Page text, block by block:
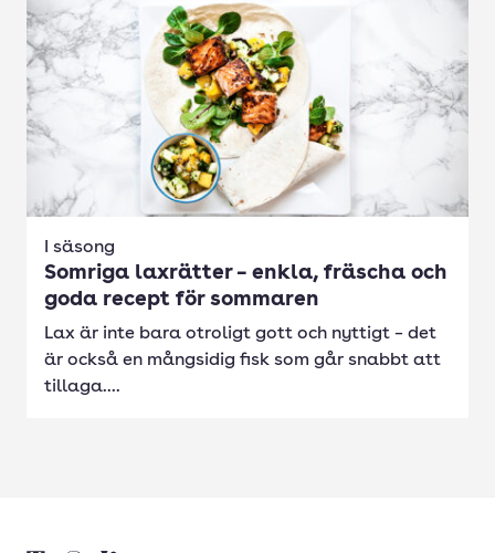
I säsong
Somriga laxrätter – enkla, fräscha och
goda recept för sommaren
Lax är inte bara otroligt gott och nyttigt – det
är också en mångsidig fisk som går snabbt att
tillaga....